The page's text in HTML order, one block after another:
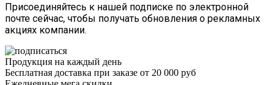
Присоединяйтесь к нашей подписке по электронной
почте сейчас, чтобы получать обновления о рекламных
акциях компании.
Продукция на каждый день
Бесплатная доставка при заказе от 20 000 руб